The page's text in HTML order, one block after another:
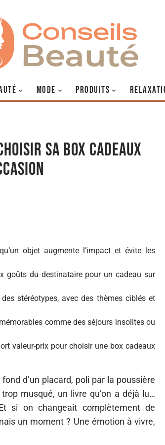
MODE PRODUITS
sa box cadeaux
objet augmente l’impact et évite les
goûts du destinataire pour un cadeau sur
stéréotypes, avec des thèmes ciblés et
comme des séjours insolites ou
valeur-prix pour choisir une box cadeaux
d’un placard, poli par la poussière
musqué, un livre qu’on a déjà lu…
si on changeait complètement de
un moment ? Une émotion à vivre,